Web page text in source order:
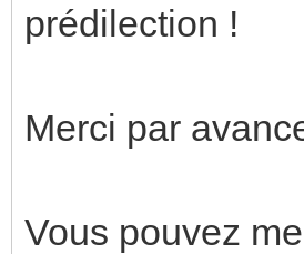
prédilection !
Merci par
Vous pouvez